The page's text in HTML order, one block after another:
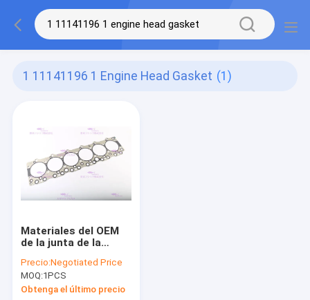
1 11141196 1 Engine Head Gasket (1)
Materiales del OEM
de la junta de la
cilindro de ISUZU
6BG1T 1-11141196-1
Precio:Negotiated Price
MOQ:1PCS
Obtenga el último precio